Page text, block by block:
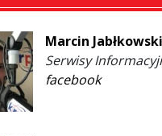
Marcin
Serwisy
facebook